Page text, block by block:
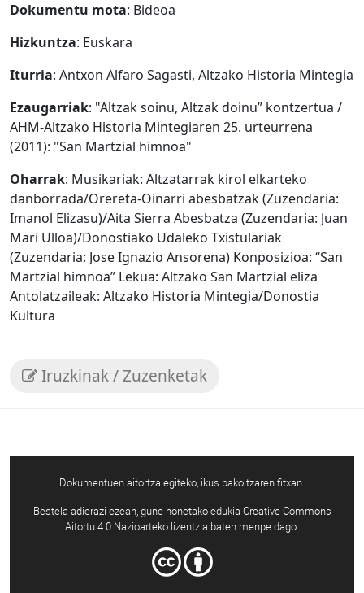
Dokumentu mota: Bideoa
Hizkuntza: Euskara
Iturria: Antxon Alfaro Sagasti, Altzako Historia Mintegia
Ezaugarriak: "Altzak soinu, Altzak doinu” kontzertua /
AHM-Altzako Historia Mintegiaren 25. urteurrena
(2011): "San Martzial himnoa"
Oharrak: Musikariak: Altzatarrak kirol elkarteko
danborrada/Orereta-Oinarri abesbatzak (Zuzendaria:
Imanol Elizasu)/Aita Sierra Abesbatza (Zuzendaria: Juan
Mari Ulloa)/Donostiako Udaleko Txistulariak
(Zuzendaria: Jose Ignazio Ansorena) Konposizioa: “San
Martzial himnoa” Lekua: Altzako San Martzial eliza
Antolatzaileak: Altzako Historia Mintegia/Donostia
Kultura
Iruzkinak / Zuzenketak
Dokumentuen aitortza egiteko, ikus bakoitzaren fitxan.
Bestela adierazi ezean, gune honetako edukia Creative Commons
Aitortu 4.0 Nazioarteko lizentzia baten menpe dago.